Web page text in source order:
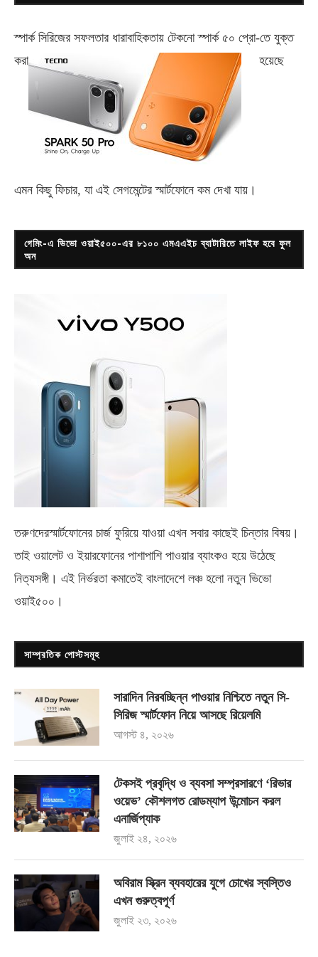
স্পার্ক সিরিজের সফলতার ধারাবাহিকতায় টেকনোস্পার্ক ৫০ প্রো-তে যুক্ত
করা
হয়েছে
এমন কিছু ফিচার, যা এই সেগমেন্টের স্মার্টফোনে কম দেখা যায়।
গেমিং-এ ভিভো ওয়াই৫০০-এর ৮১০০ এমএএইচ ব্যাটারিতে লাইফ হবে ফুল
অন
তরুণদেরস্মার্টফোনের চার্জ ফুরিয়ে যাওয়া এখন সবার কাছেই চিন্তার বিষয়।
তাই ওয়ালেট ও ইয়ারফোনের পাশাপাশি পাওয়ার ব্যাংকও হয়ে উঠেছে
নিত্যসঙ্গী। এই নির্ভরতা কমাতেই বাংলাদেশে লঞ্চ হলো নতুন ভিভো
ওয়াই৫০০ ।
সাম্প্রতিক পোস্টসমূহ
সারাদিন নিরবচ্ছিন্ন পাওয়ার নিশ্চিতে নতুন সি-
সিরিজ স্মার্টফোন নিয়ে আসছে রিয়েলমি
আগস্ট ৪, ২০২৬
টেকসই প্রবৃদ্ধি ও ব্যবসা সম্প্রসারণে ‘রিভার
ওয়েভ’ কৌশলগত রোডম্যাপ উন্মোচন করল
এনার্জিপ্যাক
জুলাই ২৪, ২০২৬
অবিরাম স্ক্রিন ব্যবহারের যুগে চোখের স্বস্তিও
এখন গুরুত্বপূর্ণ
জুলাই ২৩, ২০২৬